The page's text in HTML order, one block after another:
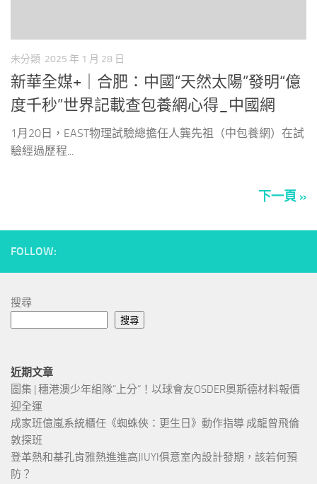
未分類 2025 年 1 月 28 日
新華全媒+｜合肥：中國“天然太陽”發明“億
度千秒”世界記載查包養網心得_中國網
1月20日，EAST物理試驗總擔任人龔先祖（中包養網）在試
驗經過歷程...
下一頁 »
FOLLOW:
搜尋
搜尋
近期文章
圖集 | 穗港澳少年組隊“上分“！以球會友OSDER奧斯德材料報價
迎全運
成家班億嵐系統櫃任《蜘蛛俠：更生日》動作指導 成龍曾飛倫
敦探班
登革熱和基孔肯雅熱進進高JIUYI俱意室內設計發期，該若何預
防？